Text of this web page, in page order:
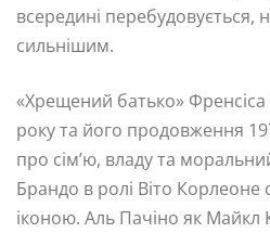
всередині перебудовується,
сильнішим.
«Хрещений батько»
року та його продовження
про сім’ю, владу та
Брандо в ролі Віто
іконою. Аль Пачіно як